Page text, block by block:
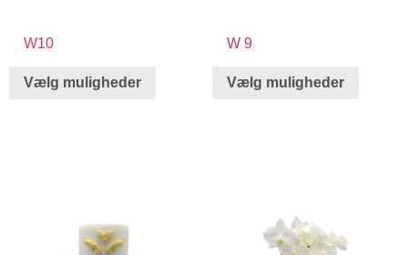
W10
Vælg muligheder
W 9
Vælg muligheder